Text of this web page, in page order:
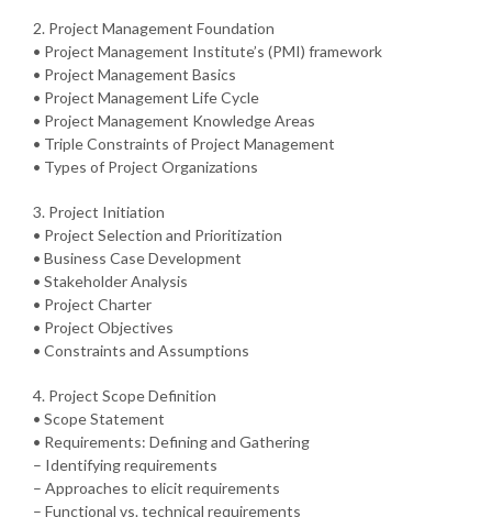
2. Project Management Foundation
• Project Management Institute’s (PMI) framework
• Project Management Basics
• Project Management Life Cycle
• Project Management Knowledge Areas
• Triple Constraints of Project Management
• Types of Project Organizations
3. Project Initiation
• Project Selection and Prioritization
• Business Case Development
• Stakeholder Analysis
• Project Charter
• Project Objectives
• Constraints and Assumptions
4. Project Scope Definition
• Scope Statement
• Requirements: Defining and Gathering
– Identifying requirements
– Approaches to elicit requirements
– Functional vs. technical requirements